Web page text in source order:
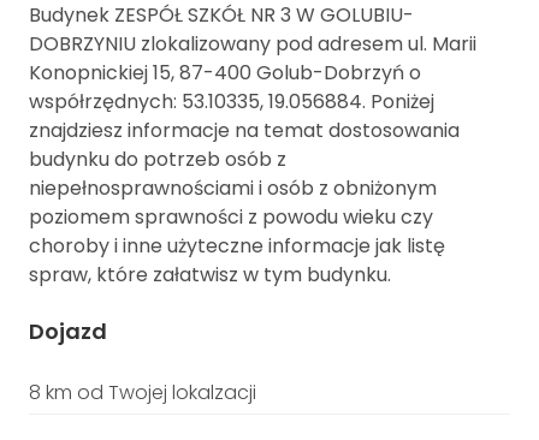
Budynek ZESPÓŁ SZKÓŁ NR 3 W GOLUBIU-
DOBRZYNIU zlokalizowany pod adresem ul. Marii
Konopnickiej 15, 87-400 Golub-Dobrzyń o
współrzędnych: 53.10335, 19.056884. Poniżej
znajdziesz informacje na temat dostosowania
budynku do potrzeb osób z
niepełnosprawnościami i osób z obniżonym
poziomem sprawności z powodu wieku czy
choroby i inne użyteczne informacje jak listę
spraw, które załatwisz w tym budynku.
Dojazd
8 km od Twojej lokalzacji